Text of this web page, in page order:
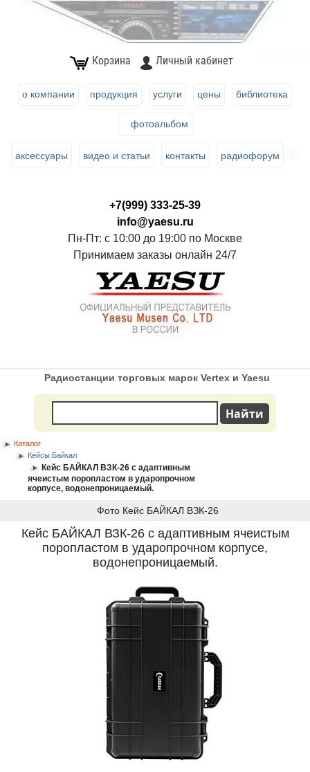
Корзина Личный кабинет
о компании продукция услуги цены библиотека
фотоальбом
аксессуары видео и статьи контакты радиофорум
+7(999) 333-25-39
info@yaesu.ru
Пн-Пт: с 10:00 до 19:00 по Москве
Принимаем заказы онлайн 24/7
Радиостанции торговых марок Vertex и Yaesu
Каталог
Кейсы Байкал
Кейс БАЙКАЛ ВЗК-26 с адаптивным
ячеистым поропластом в ударопрочном
корпусе, водонепроницаемый.
Фото Кейс БАЙКАЛ ВЗК-26
Кейс БАЙКАЛ ВЗК-26 с адаптивным ячеистым
поропластом в ударопрочном корпусе,
водонепроницаемый.